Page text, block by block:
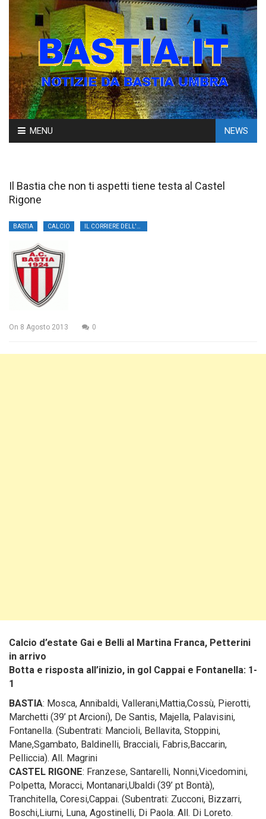
Skip
to
MENU NEWS
Il Bastia che non ti aspetti tiene testa al Castel
Rigone
BASTIA CALCIO
On 8 Agosto 2013 0
Calcio d’estate Gai e Belli al Martina Franca, Petterini
in arrivo
Botta e risposta all’inizio, in gol Cappai e Fontanella: 1-
1
BASTIA: Mosca, Annibaldi, Vallerani,Mattia,Cossù, Pierotti,
Marchetti (39’ pt Arcioni), De Santis, Majella, Palavisini,
Fontanella. (Subentrati: Mancioli, Bellavita, Stoppini,
Mane,Sgambato, Baldinelli, Bracciali, Fabris,Baccarin,
Pelliccia). All. Magrini
CASTEL RIGONE: Franzese, Santarelli, Nonni,Vicedomini,
Polpetta, Moracci, Montanari,Ubaldi (39’ pt Bontà),
Tranchitella, Coresi,Cappai. (Subentrati: Zucconi, Bizzarri,
Boschi,Liurni, Luna, Agostinelli, Di Paola. All. Di Loreto.